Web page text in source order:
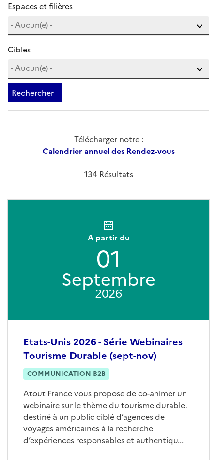
Espaces et filières
Cibles
Rechercher
Télécharger notre :
Calendrier annuel des Rendez-vous
134 Résultats
Etats-Unis 2026 - Série Webinaires
Tourisme Durable (sept-nov)
COMMUNICATION B2B
Atout France vous propose de co-animer un
webinaire sur le thème du tourisme durable,
destiné à un public ciblé d’agences de
voyages américaines à la recherche
d’expériences responsables et authentiqu...
A partir du
01
Septembre
2026